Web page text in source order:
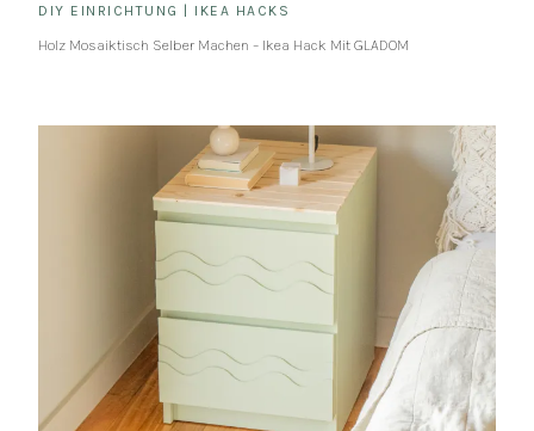
DIY EINRICHTUNG | IKEA HACKS
Holz Mosaiktisch Selber Machen – Ikea Hack Mit GLADOM